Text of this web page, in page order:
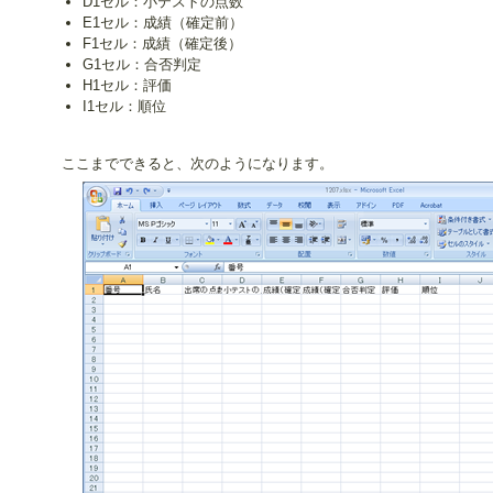
E1セル：成績（確定前）
F1セル：成績（確定後）
G1セル：合否判定
H1セル：評価
I1セル：順位
ここまでできると、次のようになります。